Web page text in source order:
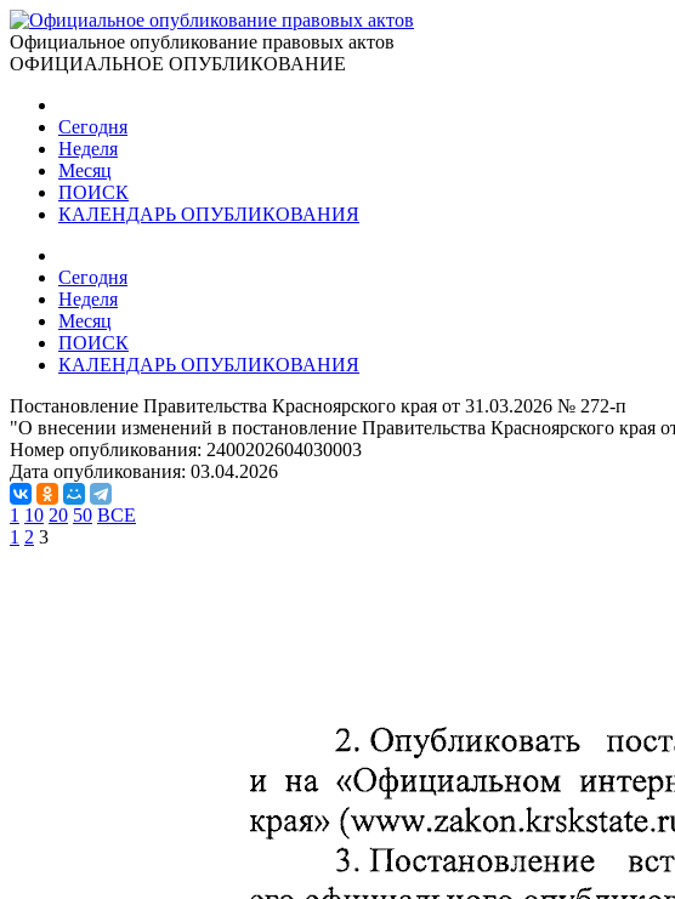
Официальное опубликование правовых актов
ОФИЦИАЛЬНОЕ ОПУБЛИКОВАНИЕ
Сегодня
Неделя
Месяц
ПОИСК
КАЛЕНДАРЬ ОПУБЛИКОВАНИЯ
Сегодня
Неделя
Месяц
ПОИСК
КАЛЕНДАРЬ ОПУБЛИКОВАНИЯ
Постановление Правительства Красноярского края от 31.03.2026 № 272-п
"О внесении изменений в постановление Правительства Красноярского
Номер опубликования: 2400202604030003
Дата опубликования: 03.04.2026
1 10 20 50 ВСЕ
1 2 3